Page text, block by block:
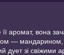
аромат, вона
— мандарином,
дует зі